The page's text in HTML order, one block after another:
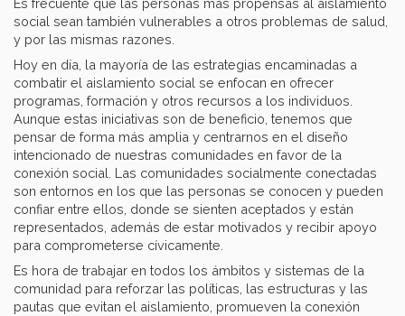
Es frecuente que las personas más propensas al aislamiento
social sean también vulnerables a otros problemas de salud,
y por las mismas razones.
Hoy en día, la mayoría de las estrategias encaminadas a
combatir el aislamiento social se enfocan en ofrecer
programas, formación y otros recursos a los individuos.
Aunque estas iniciativas son de beneficio, tenemos que
pensar de forma más amplia y centrarnos en el diseño
intencionado de nuestras comunidades en favor de la
conexión social. Las comunidades socialmente conectadas
son entornos en los que las personas se conocen y pueden
confiar entre ellos, donde se sienten aceptados y están
representados, además de estar motivados y recibir apoyo
para comprometerse cívicamente.
Es hora de trabajar en todos los ámbitos y sistemas de la
comunidad para reforzar las políticas, las estructuras y las
pautas que evitan el aislamiento, promueven la conexión